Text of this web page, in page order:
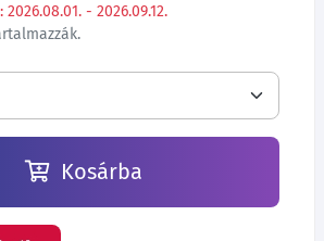
- 2026.09.12.
Kosárba